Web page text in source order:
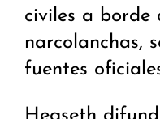
civiles a borde
narcolanchas,
fuentes